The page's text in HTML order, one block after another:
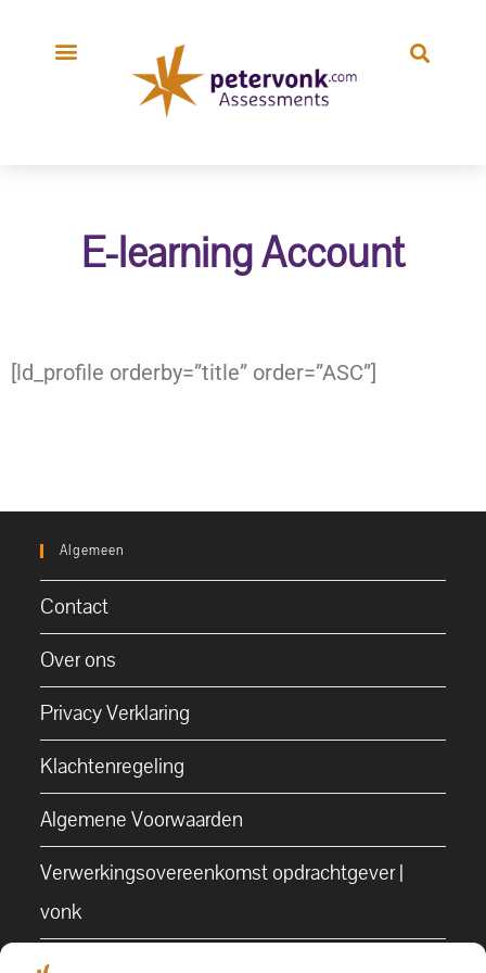
E-learning Account
[ld_profile orderby=”title” order=”ASC”]
Algemeen
Contact
Over ons
Privacy Verklaring
Klachtenregeling
Algemene Voorwaarden
Verwerkingsovereenkomst opdrachtgever |
vonk